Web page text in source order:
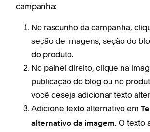
campanha:
No rascunho da campanha,
seção de imagens, seção do
do produto.
No painel direito, clique na
publicação do blog ou no
você deseja adicionar texto
Adicione texto alternativo em
alternativo da imagem. O texto